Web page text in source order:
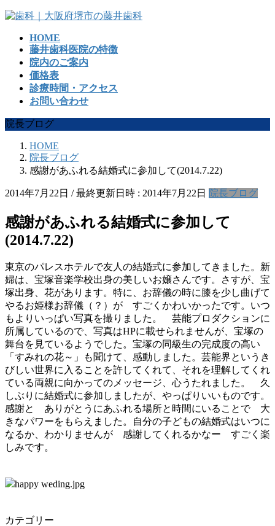
コ
ッ
プ
ナ
移
動
HOME
藤井歯科医院の特徴
院内のご案内
価格表
診療時間・アクセス
お問い合わせ
院長ブログ
HOME
院長ブログ
感謝があふれる結婚式に参加して(2014.7.22)
2014年7月22日 / 最終更新日時 : 2014年7月22日 院長ブログ
感謝があふれる結婚式に参加して
(2014.7.22)
東京のパレスホテルで友人の結婚式に参加してきました。新
婦は、宝塚音楽学校出身の美しいお嬢さんです。さすが、宝
塚出身、花があります。特に、お辞儀の時に膝を少し曲げて
やるお姫様お辞儀（？）が すごくかわいかったです。いつ
もよりいっぱい写真を撮りました。 芸能プロダクションに
所属しているので、写真はHPに載せられませんが、宝塚の
舞台を見ているようでした。宝塚の同級生の完成度の高い
「すみれの花～」も聞けて、感動しました。芸能界というき
びしい世界に入ることを許してくれて、それを理解してくれ
ている両親に向かってのメッセージ、心うたれました。 久
しぶりに結婚式に参加しましたが、やっぱりいいものです。
感謝と ありがとうにあふれる場所と時間にいることで 大
きなパワーをもらえました。自分の子どもの結婚式はいつに
なるか、わかりませんが 感謝してくれるかなー すごく楽
しみです。
カテゴリー